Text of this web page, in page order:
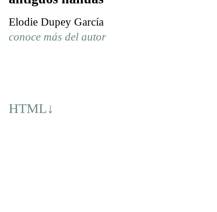
Elodie Dupey García
conoce más del autor
HTML↓